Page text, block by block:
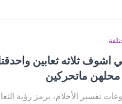
ثلاثه ثعابين
ماتحركين
تفسير الأحلام، يرمز رؤية